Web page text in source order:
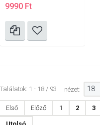
9990 Ft
Találatok: 1 - 18 / 93 nézet: 18
Első Előző 1 2 3